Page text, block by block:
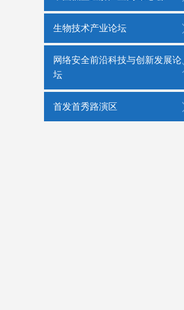
生物技术产业论坛
网络安全前沿科技与创新发展论
坛
首发首秀路演区